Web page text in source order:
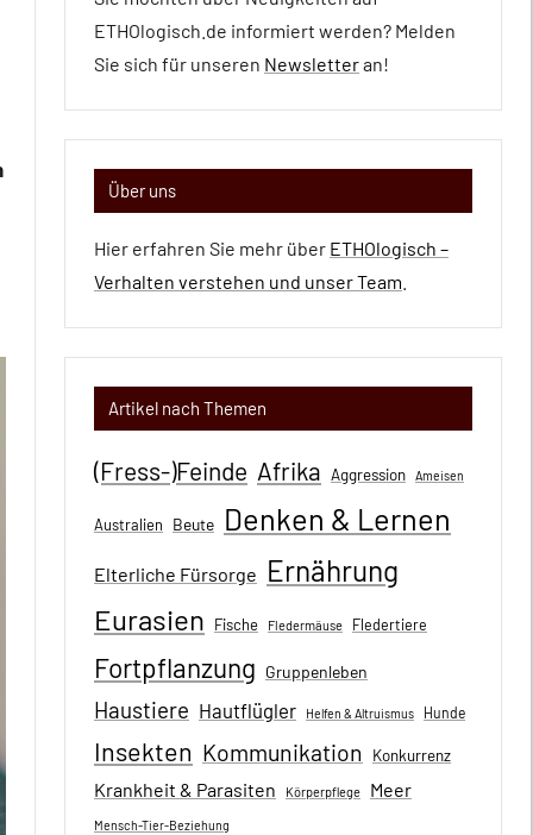
ETHOlogisch.de informiert werden? Melden
Sie sich für unseren Newsletteran!
Über uns
Hier erfahren Sie mehr über ETHOlogisch –
Verhalten verstehen und unser Team
Artikel nach Themen
(Fress-)Feinde Afrika Aggression Ameisen
Australien Beute Denken & Lernen
Elterliche Fürsorge Ernährung
Eurasien Fische Fledermäuse Fledertiere
Fortpflanzung Gruppenleben
Haustiere Hautflügler Helfen & Altruismus Hunde
Insekten Kommunikation Konkurrenz
Krankheit & Parasiten Körperpflege Meer
Mensch-Tier-Beziehung